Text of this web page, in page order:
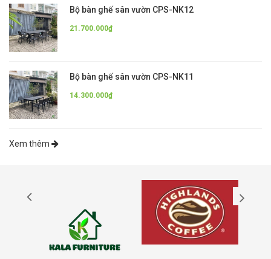
Bộ bàn ghế sân vườn CPS-NK12
21.700.000₫
Bộ bàn ghế sân vườn CPS-NK11
14.300.000₫
Xem thêm